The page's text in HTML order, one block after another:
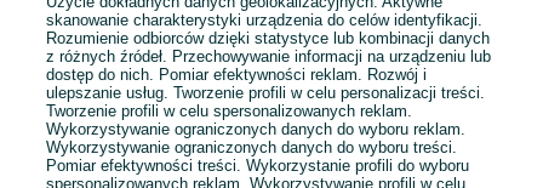
Kuchary
Odświeżono dnia 07 sierpnia 2026
1 2 3 ... 15
skanowanie charakterystyki urządzenia do celów identyfikacji.
Rozumienie odbiorców dzięki statystyce lub kombinacji danych
z różnych źródeł. Przechowywanie informacji na urządzeniu lub
dostęp do nich. Pomiar efektywności reklam. Rozwój i
ulepszanie usług. Tworzenie profili w celu personalizacji treści.
Tworzenie profili w celu spersonalizowanych reklam.
Wykorzystywanie ograniczonych danych do wyboru reklam.
Wykorzystywanie ograniczonych danych do wyboru treści.
Pomiar efektywności treści. Wykorzystanie profili do wyboru
spersonalizowanych reklam. Wykorzystywanie profili w celu